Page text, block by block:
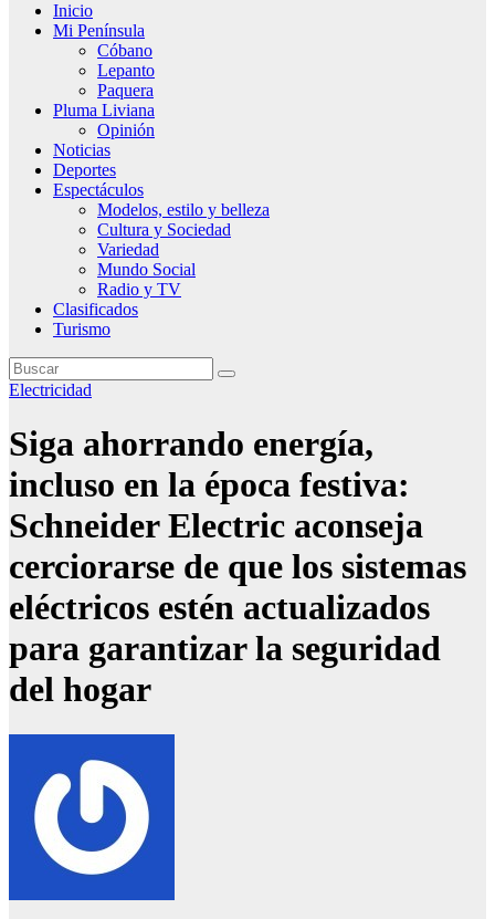
Inicio
Mi Península
Cóbano
Lepanto
Paquera
Pluma Liviana
Opinión
Noticias
Deportes
Espectáculos
Modelos, estilo y belleza
Cultura y Sociedad
Variedad
Mundo Social
Radio y TV
Clasificados
Turismo
Electricidad
Siga ahorrando energía,
incluso en la época festiva:
Schneider Electric aconseja
cerciorarse de que los sistemas
eléctricos estén actualizados
para garantizar la seguridad
del hogar